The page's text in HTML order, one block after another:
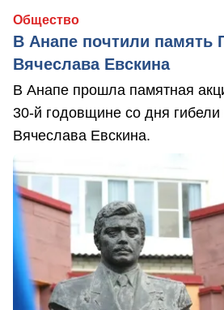
Общество
В Анапе почтили память
Вячеслава Евскина
В Анапе прошла памятная
30-й годовщине со дня
Вячеслава Евскина.